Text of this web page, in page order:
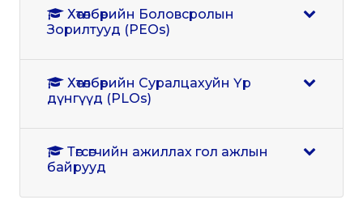
Зорилтууд (PEOs)
дүнгүүд (PLOs)
байрууд